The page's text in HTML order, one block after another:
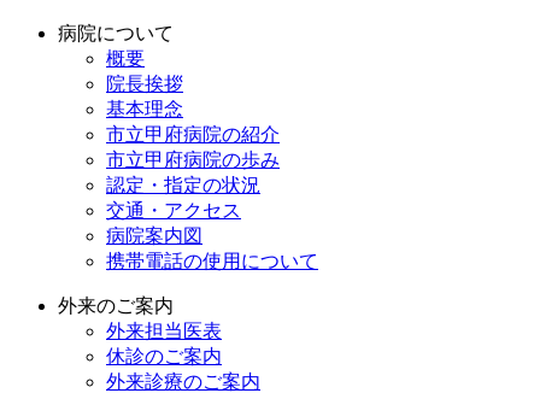
病院について
概要
院長挨拶
基本理念
市立甲府病院の紹介
市立甲府病院の歩み
認定・指定の状況
交通・アクセス
病院案内図
携帯電話の使用について
外来のご案内
外来担当医表
休診のご案内
外来診療のご案内